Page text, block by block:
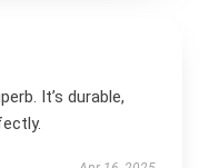
It’s durable,